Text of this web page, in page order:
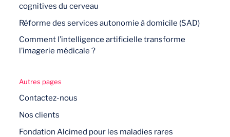
cognitives du cerveau
Réforme des services autonomie à domicile (SAD)
Comment l’intelligence artificielle transforme
l’imagerie médicale ?
Autres pages
Contactez-nous
Nos clients
Fondation Alcimed pour les maladies rares